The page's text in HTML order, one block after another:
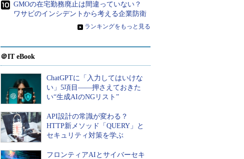
GMOの在宅勤務廃止は間違っていない？
ワサビのインシデントから考える企業防衛
» ランキングをもっと見る
＠IT eBook
ChatGPTに「入力してはいけな
い」5項目――押さえておきた
い“生成AIのNGリスト”
API設計の常識が変わる？
HTTP新メソッド「QUERY」と
セキュリティ対策を学ぶ
フロンティアAIとサイバーセキ